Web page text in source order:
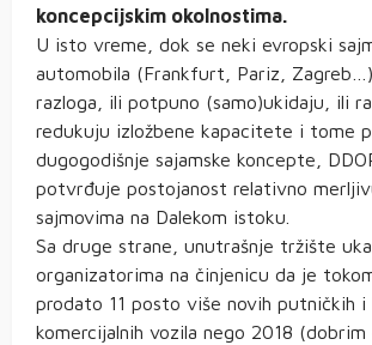
koncepcijskim okolnostima.
U isto vreme, dok se neki evropski
automobila (Frankfurt, Pariz,
razloga, ili potpuno (samo)ukidaju, ili
redukuju izložbene kapacitete i tome
dugogodišnje sajamske koncepte,
potvrđuje postojanost relativno
sajmovima na Dalekom istoku.
Sa druge strane, unutrašnje tržište
organizatorima na činjenicu da je
prodato 11 posto više novih putničkih i
komercijalnih vozila nego 2018 (dobrim